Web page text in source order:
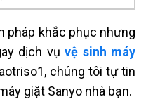
pháp khắc phục nhưng
dịch vụvệ sinh máy
chúng tôi tự tin
giặt Sanyo nhà bạn.